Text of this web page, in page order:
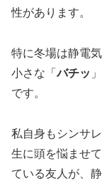
性があります。
特に冬場は静電
小さな「バチッ
です。
私自身もシンサ
生に頭を悩ませ
ている友人が、